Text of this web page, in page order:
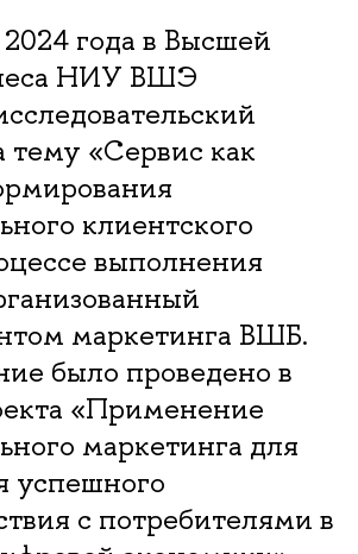
года в Высшей
НИУ ВШЭ
тему «Сервис как
клиентского
выполнения
маркетинга ВШБ.
было проведено в
«Применение
маркетинга для
успешного
с потребителями в